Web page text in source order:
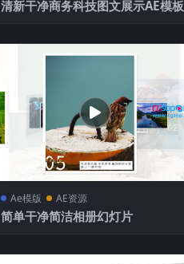
清新干净商务科技图文展示AE模板
Ae模版 AE资源
简单干净简洁相册幻灯片